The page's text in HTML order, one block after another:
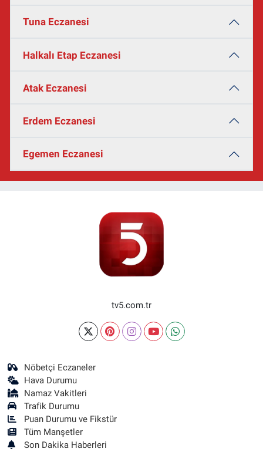
Tuna Eczanesi
Halkalı Etap Eczanesi
Atak Eczanesi
Erdem Eczanesi
Egemen Eczanesi
tv5.com.tr
Nöbetçi Eczaneler
Hava Durumu
Namaz Vakitleri
Trafik Durumu
Puan Durumu ve Fikstür
Tüm Manşetler
Son Dakika Haberleri